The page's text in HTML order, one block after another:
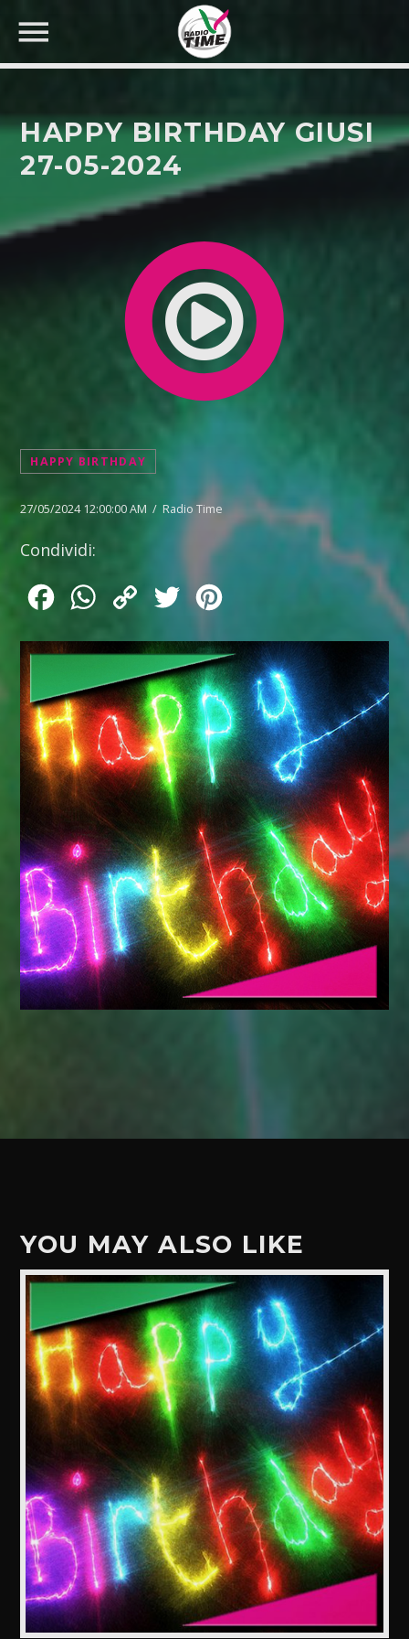
CERCA NEL SITO WEB:
HAPPY BIRTHDAY GIUSI
27-05-2024
HAPPY BIRTHDAY
27/05/2024 12:00:00 AM / Radio Time
Condividi:
FacebookWhatsApp
Copy
Twitter
YOU MAY ALSO LIKE